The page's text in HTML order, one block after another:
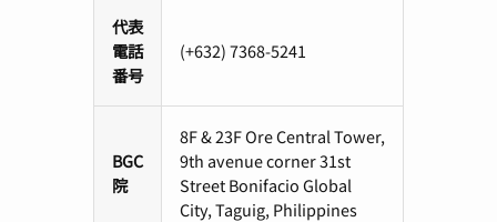
代表
電話
番号
(+632) 7368-5241
BGC
院
8F & 23F Ore Central Tower,
9th avenue corner 31st
Street Bonifacio Global
City, Taguig, Philippines